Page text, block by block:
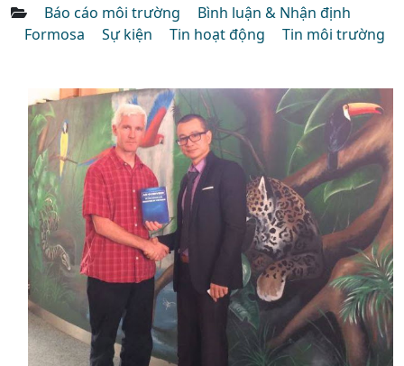
Báo cáo môi trường
Bình luận & Nhận định
Formosa
Sự kiện Tin hoạt động Tin môi trường